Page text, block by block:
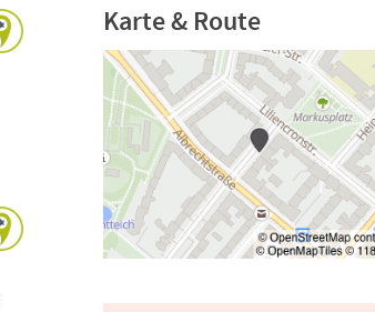
Karte & Route